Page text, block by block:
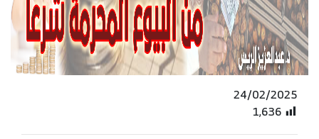
24/02/2025
1٬636